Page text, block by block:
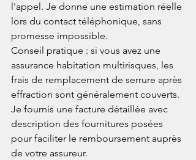
l'appel. Je donne une estimation réelle
lors du contact téléphonique, sans
promesse impossible.
Conseil pratique : si vous avez une
assurance habitation multirisques, les
frais de remplacement de serrure après
effraction sont généralement couverts.
Je fournis une facture détaillée avec
description des fournitures posées
pour faciliter le remboursement auprès
de votre assureur.